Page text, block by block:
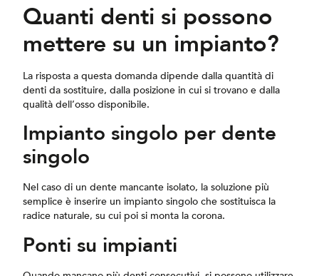
Quanti denti si possono
mettere su un impianto?
La risposta a questa domanda dipende dalla quantità di
denti da sostituire, dalla posizione in cui si trovano e dalla
qualità dell’osso disponibile.
Impianto singolo per dente
singolo
Nel caso di un dente mancante isolato, la soluzione più
semplice è inserire un impianto singolo che sostituisca la
radice naturale, su cui poi si monta la corona.
Ponti su impianti